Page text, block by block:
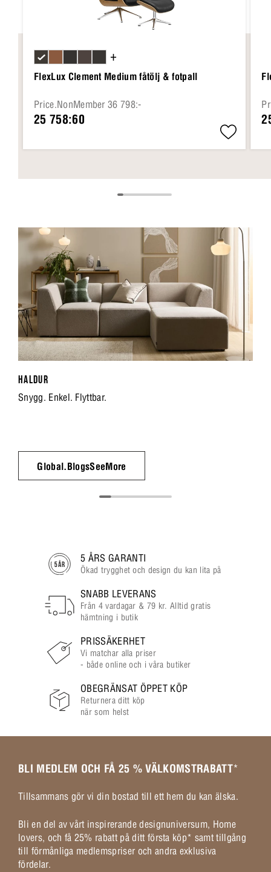
FlexLux Clement Medium fåtölj & fotpall
Price.NonMember 36 798:-
25 758:60
+
HALDUR
Snygg. Enkel. Flyttbar.
Global.BlogsSeeMore
5 ÅRS GARANTI
Ökad trygghet och design du kan lita på
SNABB LEVERANS
Från 4 vardagar & 79 kr. Alltid gratis
hämtning i butik
PRISSÄKERHET
Vi matchar alla priser
- både online och i våra butiker
OBEGRÄNSAT ÖPPET KÖP
Returnera ditt köp
när som helst
BLI MEDLEM OCH FÅ 25 % VÄLKOMSTRABATT*
Tillsammans gör vi din bostad till ett hem du kan älska.
Bli en del av vårt inspirerande designuniversum, Home
lovers, och få 25% rabatt på ditt första köp* samt tillgång
till förmånliga medlemspriser och andra exklusiva
fördelar.